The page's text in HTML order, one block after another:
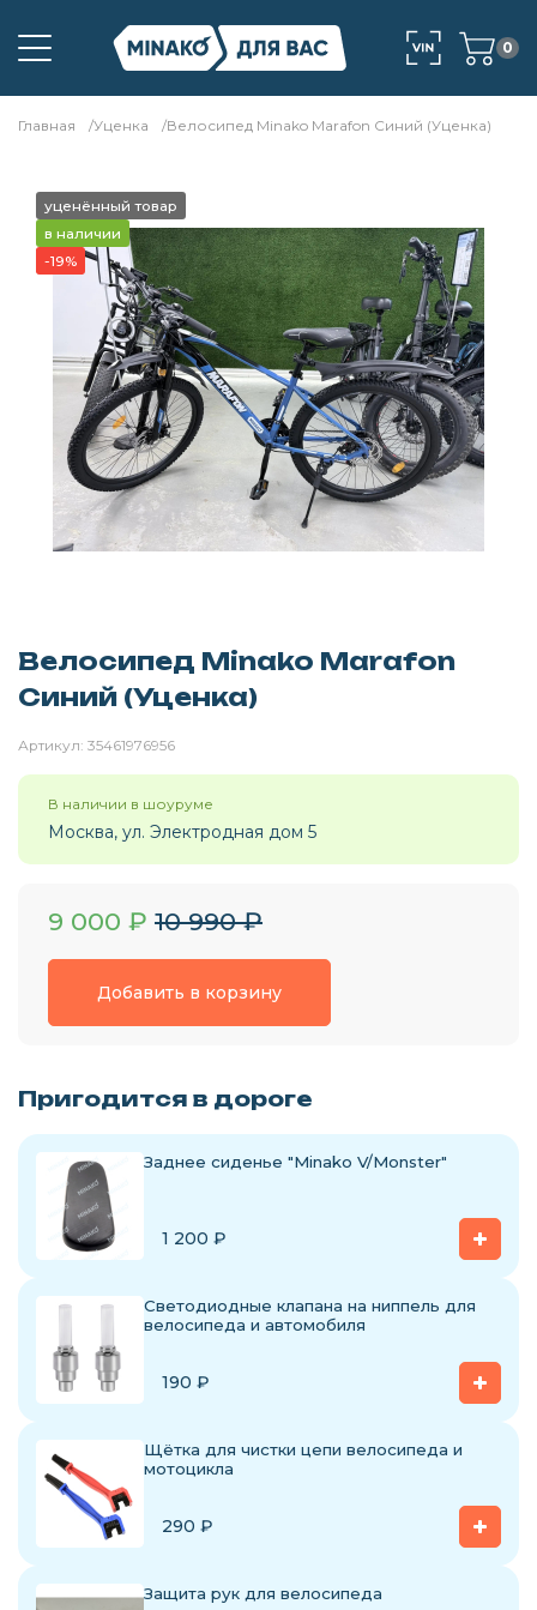
0
Главная Уценка Велосипед Minako Marafon Синий (Уценка)
уценённый товар
в наличии
-19%
Велосипед Minako Marafon
Синий (Уценка)
Артикул: 35461976956
Москва, ул. Электродная дом 5
9 000 ₽ 10 990₽
Добавить в корзину
Пригодится в дороге
Заднее сиденье "Minako V/Monster"
1 200 ₽
Светодиодные клапана на ниппель для
велосипеда и автомобиля
190 ₽
Щётка для чистки цепи велосипеда и
мотоцикла
290 ₽
Защита рук для велосипеда